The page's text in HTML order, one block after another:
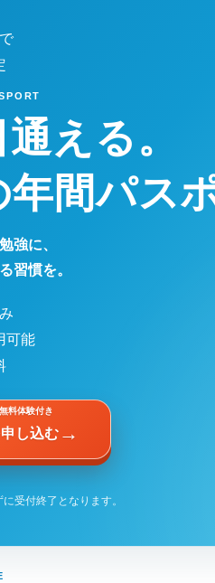
える。
年間パス
強に、
習慣を。
可能
料体験付き
し込む→
受付終了となります。